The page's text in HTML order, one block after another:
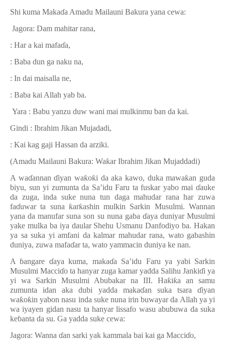
Shi kuma Makaɗa Amadu Mailauni Bakura yana cewa:
Jagora: Dam mahitar rana,
: Har a kai mafaɗa,
: Baba dun ga naku na,
: In dai maisalla ne,
: Baba kai Allah yab ba.
Yara : Babu yanzu duw wani mai mulkinmu ban da kai.
Gindi : Ibrahim Jikan Mujadadi,
: Kai kag gaji Hassan da arziki.
(Amadu Mailauni Bakura: Waƙar Ibrahim Jikan Mujaddadi)
A waɗannanɗiyan waƙoƙi da aka kawo, duka mawaƙan guda
biyu, sun yi zumunta da Sa’idu Faru ta fuskar yabo mai ɗauke
da zuga, inda suke nuna tun daga mahudar rana har zuwa
faɗuwar ta suna ƙarƙashin mulkin Sarkin Musulmi. Wannan
yana da manufar suna son su nuna gaba ɗaya duniyar Musulmi
yake mulka ba iya daular Shehu Usmanu Danfodiyo ba. Hakan
ya sa suka yi amfani da kalmar mahudar rana, wato gabashin
duniya, zuwa mafaɗar ta, wato yammacin duniya ke nan.
A ɓangare ɗaya kuma, makaɗa Sa’idu Faru ya yabi Sarkin
Musulmi Macciɗo ta hanyar zuga kamar yadda Salihu Jankiɗi ya
yi wa Sarkin Musulmi Abubakar na III. Haƙiƙa an samu
zumunta idan aka dubi yadda makaɗan suka tsara ɗiyan
waƙoƙin yabon nasu inda suke nuna irin buwayar da Allah ya yi
wa iyayen gidan nasu ta hanyar lissafo wasu abubuwa da suka
keɓanta da su. Ga yadda suke cewa:
Jagora: Wanna ɗan sarki yak kammala bai kai ga Macciɗo,